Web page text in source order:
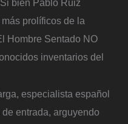
bien Pablo Ruiz
prolíficos de la
Hombre Sentado NO
inventarios del
especialista español
entrada, arguyendo